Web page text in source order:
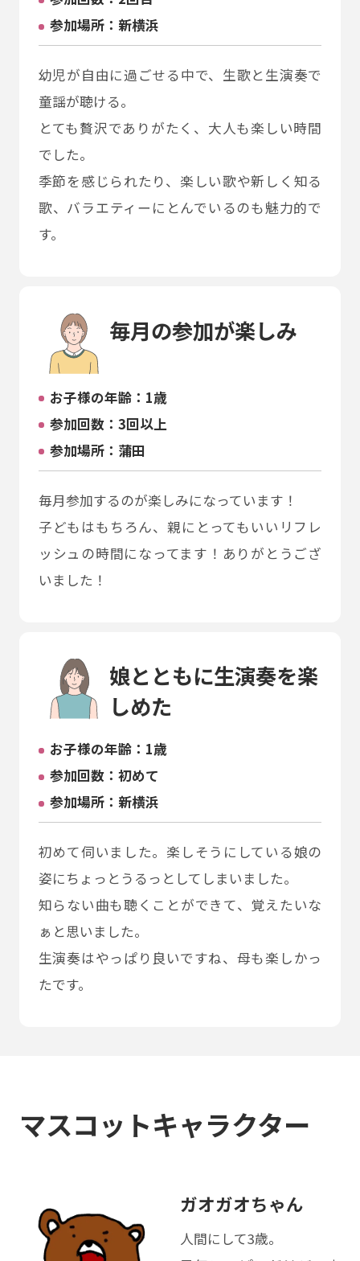
参加場所：新横浜
幼児が自由に過ごせる中で、生歌と生演奏で
童謡が聴ける。
とても贅沢でありがたく、大人も楽しい時間
でした。
季節を感じられたり、楽しい歌や新しく知る
歌、バラエティーにとんでいるのも魅力的で
す。
毎月の参加が楽しみ
お⼦様の年齢：1歳
参加回数：3回以上
参加場所：蒲田
毎月参加するのが楽しみになっています！
子どもはもちろん、親にとってもいいリフレ
ッシュの時間になってます！ありがとうござ
いました！
娘とともに生演奏を楽
しめた
お⼦様の年齢：1歳
参加回数：初めて
参加場所：新横浜
初めて伺いました。楽しそうにしている娘の
姿にちょっとうるっとしてしまいました。
知らない曲も聴くことができて、覚えたいな
ぁと思いました。
生演奏はやっぱり良いですね、母も楽しかっ
たです。
マスコットキャラクター
ガオガオちゃん
人間にして3歳。